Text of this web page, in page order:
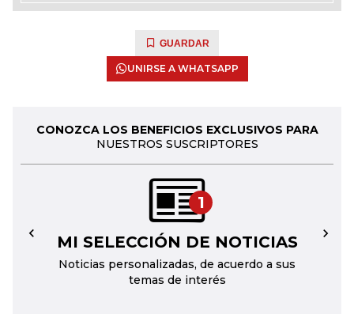
GUARDAR
UNIRSE A WHATSAPP
CONOZCA LOS BENEFICIOS EXCLUSIVOS PARA
NUESTROS SUSCRIPTORES
1
MI SELECCIÓN DE NOTICIAS
Noticias personalizadas, de acuerdo a sus
temas de interés
← →